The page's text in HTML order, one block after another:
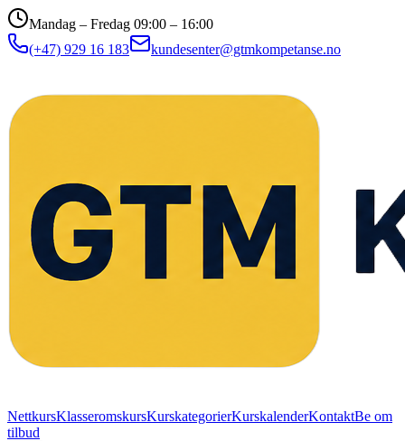
Mandag – Fredag 09:00 – 16:00
(+47) 929 16 183
kundesenter@gtmkompetanse.no
NettkursKlasseromskursKurskategorierKurskalenderKontaktBe om
tilbud